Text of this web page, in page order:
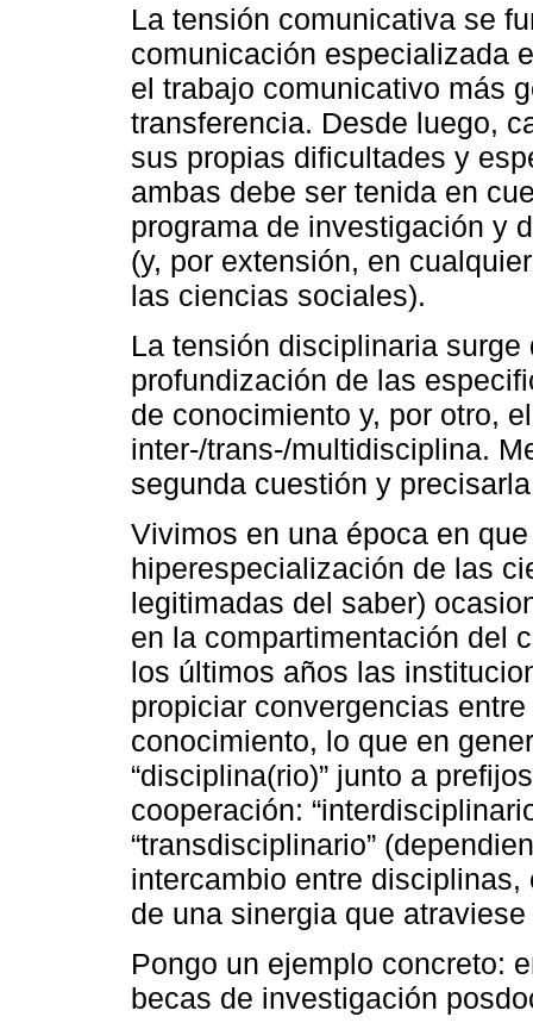
La tensión comunicativa se
comunicación especializada
el trabajo comunicativo más
transferencia. Desde luego,
sus propias dificultades y
ambas debe ser tenida en
programa de investigación y
(y, por extensión, en
las ciencias sociales).
La tensión disciplinaria
profundización de las
de conocimiento y, por otro,
inter-/trans-/multidisciplina.
segunda cuestión y
Vivimos en una época en
hiperespecialización de las
legitimadas del saber)
en la compartimentación del
los últimos años las
propiciar convergencias
conocimiento, lo que en
“disciplina(rio)” junto a
cooperación:
“transdisciplinario”
intercambio entre
de una sinergia que
Pongo un ejemplo concreto:
becas de investigación